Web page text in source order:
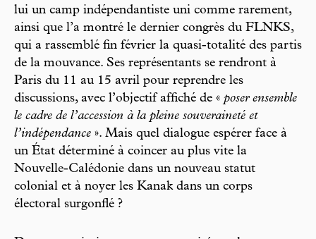
lui un camp indépendantiste uni comme rarement,
ainsi que l’a montré le dernier congrès du FLNKS,
qui a rassemblé fin février la quasi-totalité des partis
de la mouvance. Ses représentants se rendront à
Paris du 11 au 15 avril pour reprendre les
discussions, avec l’objectif affiché de « poser ensemble
le cadre de l’accession à la pleine souveraineté et
l’indépendance ». Mais quel dialogue espérer face à
un État déterminé à coincer au plus vite la
Nouvelle-Calédonie dans un nouveau statut
colonial et à noyer les Kanak dans un corps
électoral surgonflé ?